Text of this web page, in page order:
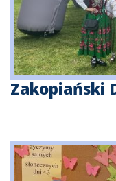
Zakopiański